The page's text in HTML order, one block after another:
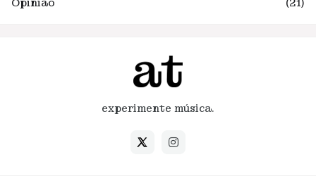
Opinião
(21)
experimente música.